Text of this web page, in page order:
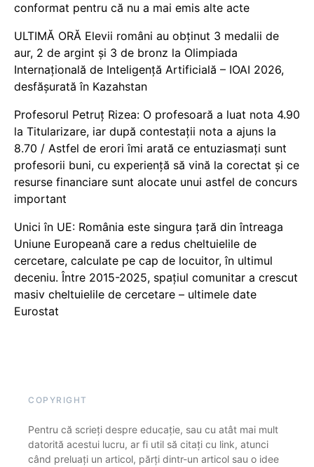
conformat pentru că nu a mai emis alte acte
ULTIMĂ ORĂ Elevii români au obținut 3 medalii de
aur, 2 de argint și 3 de bronz la Olimpiada
Internațională de Inteligență Artificială – IOAI 2026,
desfășurată în Kazahstan
Profesorul Petruț Rizea: O profesoară a luat nota 4.90
la Titularizare, iar după contestații nota a ajuns la
8.70 / Astfel de erori îmi arată ce entuziasmați sunt
profesorii buni, cu experiență să vină la corectat și ce
resurse financiare sunt alocate unui astfel de concurs
important
Unici în UE: România este singura țară din întreaga
Uniune Europeană care a redus cheltuielile de
cercetare, calculate pe cap de locuitor, în ultimul
deceniu. Între 2015-2025, spațiul comunitar a crescut
masiv cheltuielile de cercetare – ultimele date
Eurostat
COPYRIGHT
Pentru că scrieți despre educație, sau cu atât mai mult
datorită acestui lucru, ar fi util să citați cu link, atunci
când preluați un articol, părți dintr-un articol sau o idee